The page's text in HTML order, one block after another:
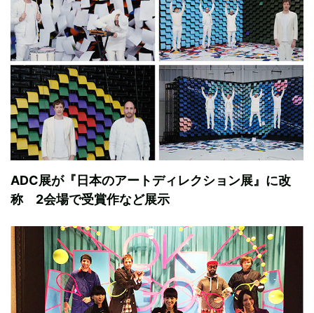
ADC展が『日本のアートディレクション展』に改
称 2会場で受賞作など展示